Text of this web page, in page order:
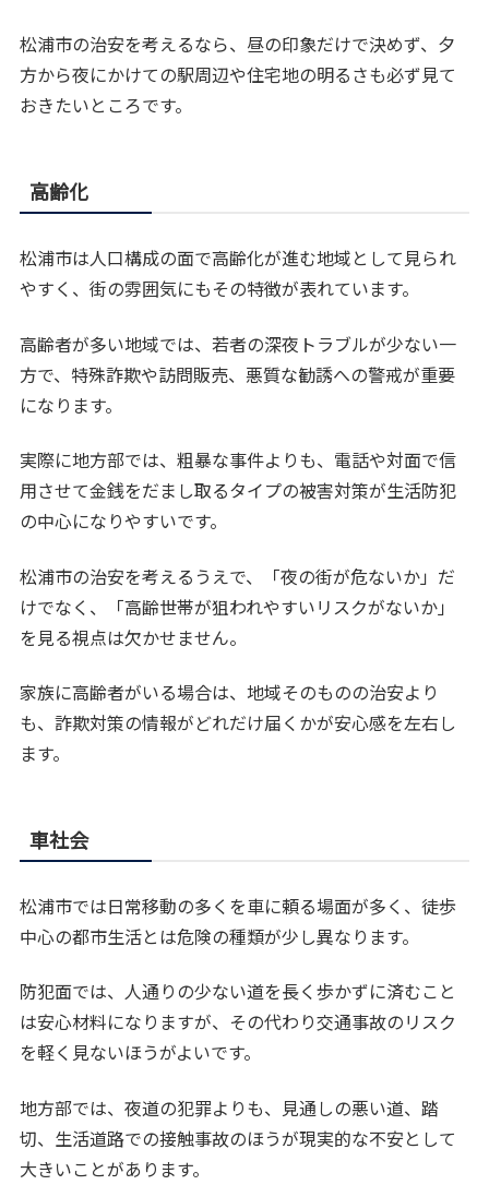
松浦市の治安を考えるなら、昼の印象だけで決めず、夕
方から夜にかけての駅周辺や住宅地の明るさも必ず見て
おきたいところです。
高齢化
松浦市は人口構成の面で高齢化が進む地域として見られ
やすく、街の雰囲気にもその特徴が表れています。
高齢者が多い地域では、若者の深夜トラブルが少ない一
方で、特殊詐欺や訪問販売、悪質な勧誘への警戒が重要
になります。
実際に地方部では、粗暴な事件よりも、電話や対面で信
用させて金銭をだまし取るタイプの被害対策が生活防犯
の中心になりやすいです。
松浦市の治安を考えるうえで、「夜の街が危ないか」だ
けでなく、「高齢世帯が狙われやすいリスクがないか」
を見る視点は欠かせません。
家族に高齢者がいる場合は、地域そのものの治安より
も、詐欺対策の情報がどれだけ届くかが安心感を左右し
ます。
車社会
松浦市では日常移動の多くを車に頼る場面が多く、徒歩
中心の都市生活とは危険の種類が少し異なります。
防犯面では、人通りの少ない道を長く歩かずに済むこと
は安心材料になりますが、その代わり交通事故のリスク
を軽く見ないほうがよいです。
地方部では、夜道の犯罪よりも、見通しの悪い道、踏
切、生活道路での接触事故のほうが現実的な不安として
大きいことがあります。